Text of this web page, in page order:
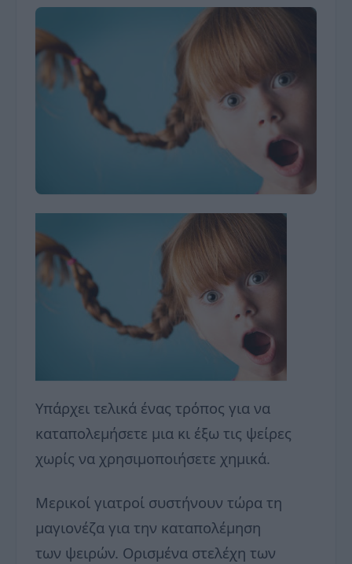
Υπάρχει τελικά ένας τρόπος για να
καταπολεμήσετε μια κι έξω τις ψείρες
χωρίς να χρησιμοποιήσετε χημικά.
Μερικοί γιατροί συστήνουν τώρα τη
μαγιονέζα για την καταπολέμηση
των ψειρών. Ορισμένα στελέχη των